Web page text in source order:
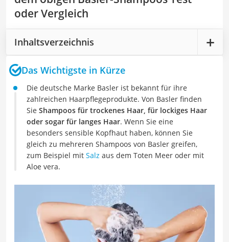
oder Vergleich
Inhaltsverzeichnis
Das Wichtigste in Kürze
Die deutsche Marke Basler ist bekannt für ihre
zahlreichen Haarpflegeprodukte. Von Basler finden
Sie Shampoos für trockenes Haar, für lockiges Haar
oder sogar für langes Haar. Wenn Sie eine
besonders sensible Kopfhaut haben, können Sie
gleich zu mehreren Shampoos von Basler greifen,
zum Beispiel mit Salz aus dem Toten Meer oder mit
Aloe vera.